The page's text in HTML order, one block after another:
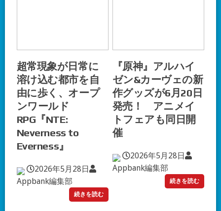
超常現象が日常に
溶け込む都市を自
由に歩く、オープ
ンワールド
RPG『NTE:
Neverness to
Everness』
2026年5月28日
Appbank編集部
続きを読む
『原神』アルハイ
ゼン&カーヴェの新
作グッズが6月20日
発売！ アニメイ
トフェアも同日開
催
2026年5月28日
Appbank編集部
続きを読む